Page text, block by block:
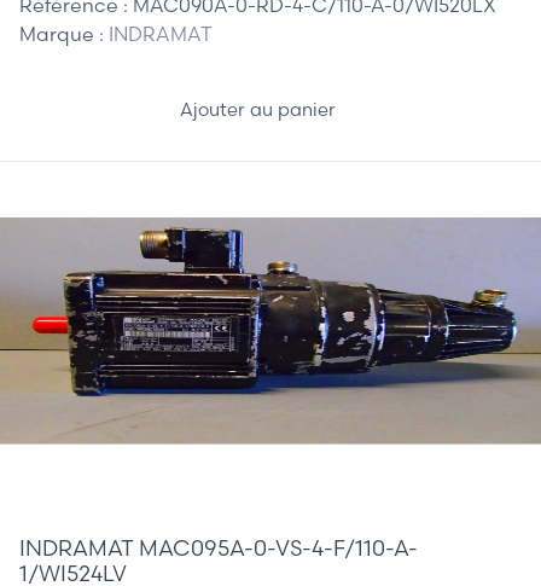
Référence : MAC090A-0-RD-4-C/110-A-0/WI520LX
Marque : INDRAMAT
Ajouter au panier
INDRAMAT MAC095A-0-VS-4-F/110-A-
1/WI524LV